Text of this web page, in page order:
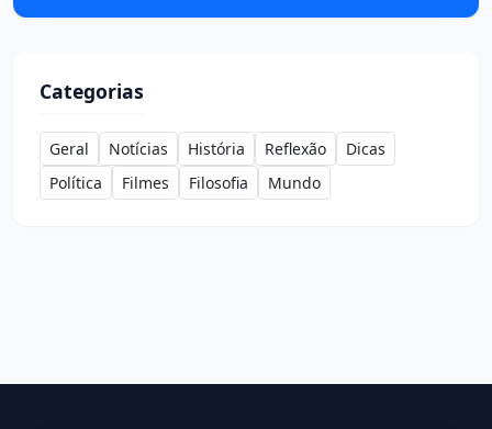
Categorias
Geral Notícias História Reflexão
Dicas
Política
Filmes Filosofia Mundo